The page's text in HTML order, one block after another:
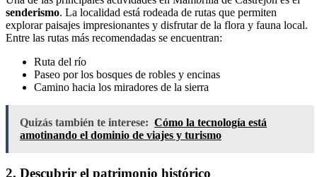
senderismo. La localidad está rodeada de rutas que permiten
explorar paisajes impresionantes y disfrutar de la flora y fauna local.
Entre las rutas más recomendadas se encuentran:
Ruta del río
Paseo por los bosques de robles y encinas
Camino hacia los miradores de la sierra
Quizás también te interese: Cómo la tecnología está
amotinando el dominio de viajes y turismo
2. Descubrir el patrimonio histórico